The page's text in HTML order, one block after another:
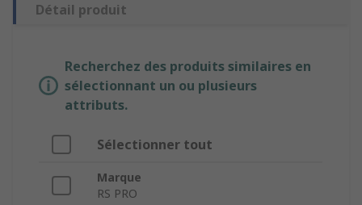
Détail produit
Recherchez des produits similaires en
sélectionnant un ou plusieurs
attributs.
Sélectionner tout
Marque
RS PRO